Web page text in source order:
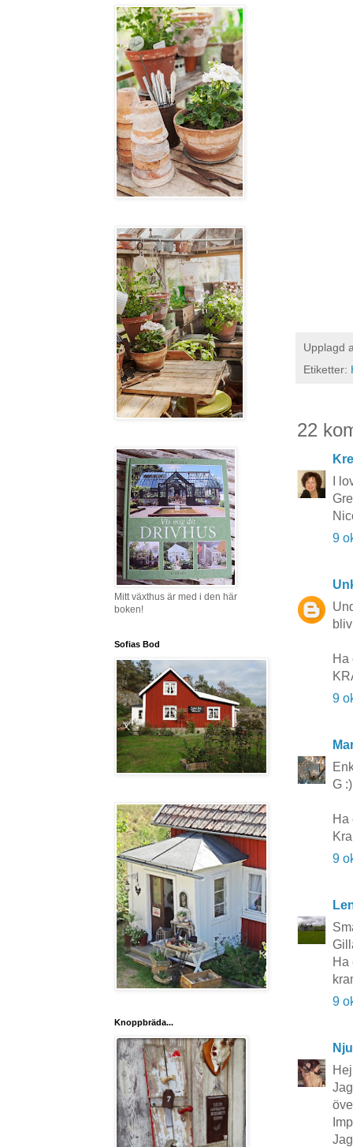
Upplagd
Etiketter:
22
I
9
Ha
9
G :)
Ha
9
Ha
9
Mitt växthus är med i den här
boken!
Sofias Bod
Knoppbräda...